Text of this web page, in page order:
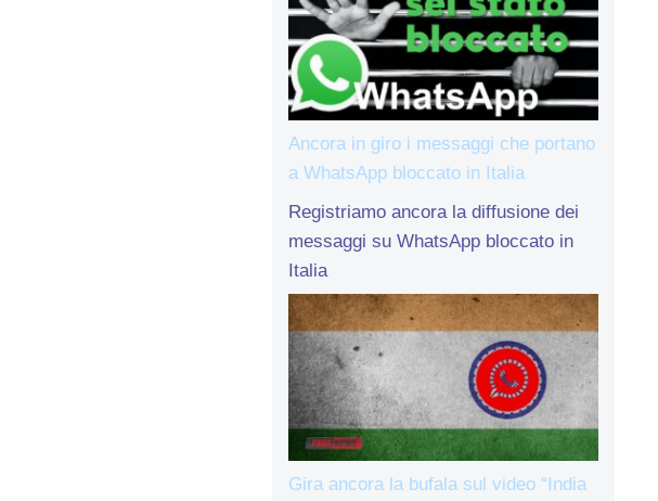
Ancora in giro i messaggi che portano
a WhatsApp bloccato in Italia
Registriamo ancora la diffusione dei
messaggi su WhatsApp bloccato in
Italia
Gira ancora la bufala sul video “India